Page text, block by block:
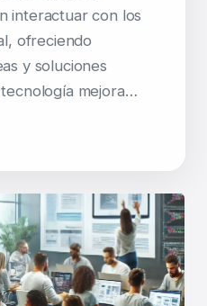
interactuar con los
ofreciendo
y soluciones
tecnología mejora…